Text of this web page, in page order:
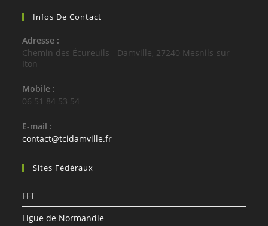
Infos De Contact
Adresse :
Chemin des Écureuils - Damville, 27240 Mesnils-sur-
Iton
Mobile :
06 51 84 53 54
E-mail :
contact@tcidamville.frS’ouvre
Sites Fédéraux
FFT
Ligue de Normandie